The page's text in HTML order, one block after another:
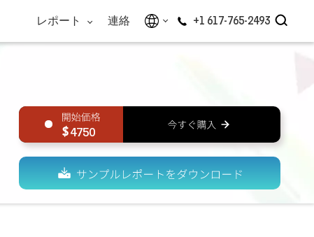
レポート 連絡 +1 617-765-2493
4750